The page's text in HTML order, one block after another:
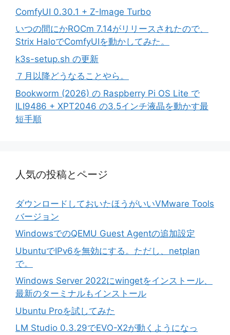
ComfyUI 0.30.1 + Z-Image Turbo
いつの間にかROCm 7.14がリリースされたので、
Strix HaloでComfyUIを動かしてみた。
k3s-setup.sh の更新
７月以降どうなることやら。
Bookworm (2026) の Raspberry Pi OS Lite で
ILI9486 + XPT2046 の3.5インチ液晶を動かす最
短手順
人気の投稿とページ
ダウンロードしておいたほうがいいVMware Tools
バージョン
WindowsでのQEMU Guest Agentの追加設定
UbuntuでIPv6を無効にする。ただし、netplan
で。
Windows Server 2022にwingetをインストール、
最新のターミナルもインストール
Ubuntu Proを試してみた
LM Studio 0.3.29でEVO-X2が動くようになっ